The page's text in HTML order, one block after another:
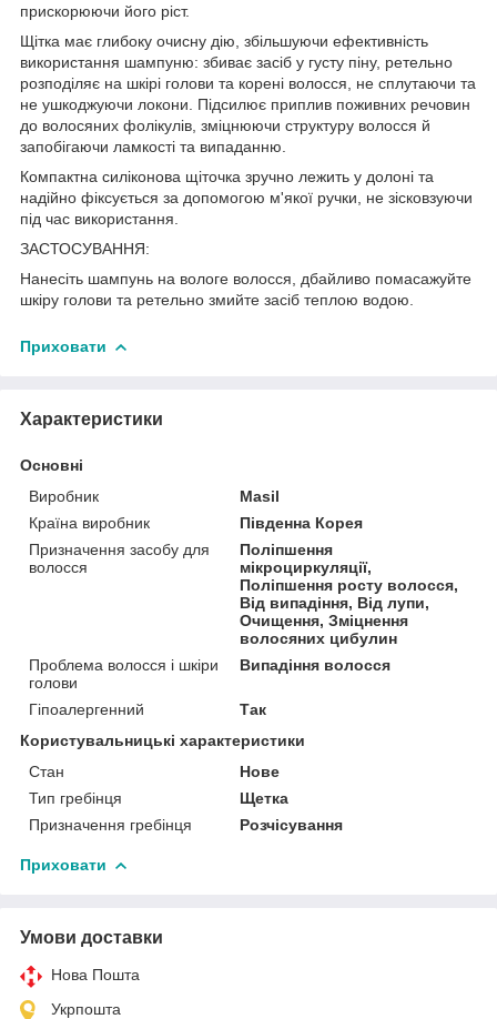
прискорюючи його ріст.
Щітка має глибоку очисну дію, збільшуючи ефективність
використання шампуню: збиває засіб у густу піну, ретельно
розподіляє на шкірі голови та корені волосся, не сплутаючи та
не ушкоджуючи локони. Підсилює приплив поживних речовин
до волосяних фолікулів, зміцнюючи структуру волосся й
запобігаючи ламкості та випаданню.
Компактна силіконова щіточка зручно лежить у долоні та
надійно фіксується за допомогою м'якої ручки, не зісковзуючи
під час використання.
ЗАСТОСУВАННЯ:
Нанесіть шампунь на вологе волосся, дбайливо помасажуйте
шкіру голови та ретельно змийте засіб теплою водою.
Приховати
Характеристики
Основні
Виробник
Masil
Країна виробник
Південна Корея
Призначення засобу для
волосся
Поліпшення
мікроциркуляції,
Поліпшення росту волосся,
Від випадіння, Від лупи,
Очищення, Зміцнення
волосяних цибулин
Проблема волосся і шкіри
голови
Випадіння волосся
Гіпоалергенний
Так
Користувальницькі характеристики
Стан
Нове
Тип гребінця
Щетка
Призначення гребінця
Розчісування
Приховати
Умови доставки
Нова Пошта
Укрпошта